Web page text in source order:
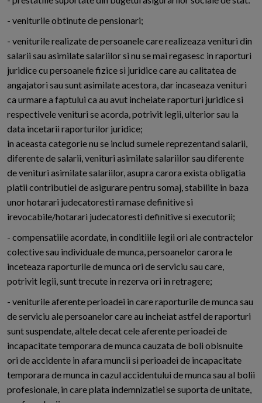
- veniturile obtinute de pensionari;
- veniturile realizate de persoanele care realizeaza venituri din
salarii sau asimilate salariilor si nu se mai regasesc in raporturi
juridice cu persoanele fizice si juridice care au calitatea de
angajatori sau sunt asimilate acestora, dar incaseaza venituri
ca urmare a faptului ca au avut incheiate raporturi juridice si
respectivele venituri se acorda, potrivit legii, ulterior sau la
data incetarii raporturilor juridice;
in aceasta categorie nu se includ sumele reprezentand salarii,
diferente de salarii, venituri asimilate salariilor sau diferente
de venituri asimilate salariilor, asupra carora exista obligatia
platii contributiei de asigurare pentru somaj, stabilite in baza
unor hotarari judecatoresti ramase definitive si
irevocabile/hotarari judecatoresti definitive si executorii;
- compensatiile acordate, in conditiile legii ori ale contractelor
colective sau individuale de munca, persoanelor carora le
inceteaza raporturile de munca ori de serviciu sau care,
potrivit legii, sunt trecute in rezerva ori in retragere;
- veniturile aferente perioadei in care raporturile de munca sau
de serviciu ale persoanelor care au incheiat astfel de raporturi
sunt suspendate, altele decat cele aferente perioadei de
incapacitate temporara de munca cauzata de boli obisnuite
ori de accidente in afara muncii si perioadei de incapacitate
temporara de munca in cazul accidentului de munca sau al bolii
profesionale, in care plata indemnizatiei se suporta de unitate,